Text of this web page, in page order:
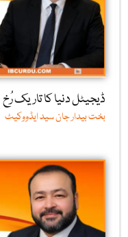
ڈیجیٹل دنیا کا تاریک رُخ
بخت بیدار جان سید ایڈووکیٹ